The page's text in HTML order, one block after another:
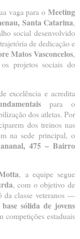
vaga para o Meeting
Santa Catarina,
social desenvolvido
de dedicação e
Matos Vasconcelos,
projetos sociais do
excelência e acredita
para o
dos atletas. Por
dos treinos nas
na sede principal, o
475 – Bairro
, a equipe segue
, com o objetivo de
da classe veteranos —
base sólida de jovens
competições estaduais